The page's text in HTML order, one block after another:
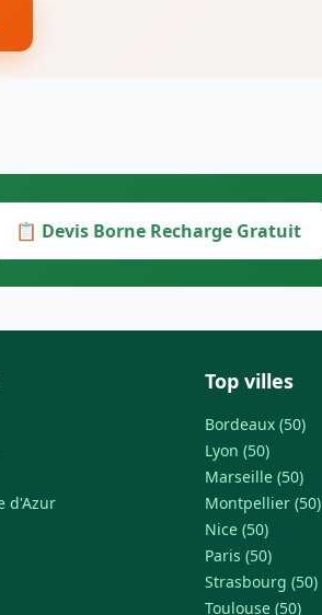
📋 Devis Borne Recharge Gratuit
d'Azur
Top villes
Bordeaux (50)
Lyon (50)
Marseille (50)
Montpellier (50)
Nice (50)
Paris (50)
Strasbourg (50)
Toulouse (50)